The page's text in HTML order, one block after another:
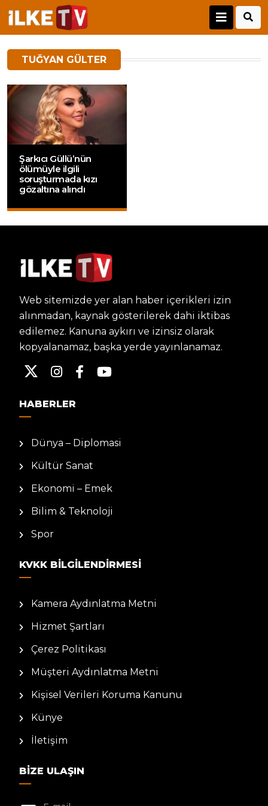
TUĞYAN GÜLTER
Şarkıcı Güllü’nün
ölümüyle ilgili
soruşturmada kızı
gözaltına alındı
Web sitemizde yer alan haber içerikleri izin
alınmadan, kaynak gösterilerek dahi iktibas
edilemez. Kanuna aykırı ve izinsiz olarak
kopyalanamaz, başka yerde yayınlanamaz.
HABERLER
Dünya – Diplomasi
Kültür Sanat
Ekonomi – Emek
Bilim & Teknoloji
Spor
KVKK BILGILENDIRMESI
Kamera Aydınlatma Metni
Hizmet Şartları
Çerez Politikası
Müşteri Aydınlatma Metni
Kişisel Verileri Koruma Kanunu
Künye
İletişim
BIZE ULAŞIN